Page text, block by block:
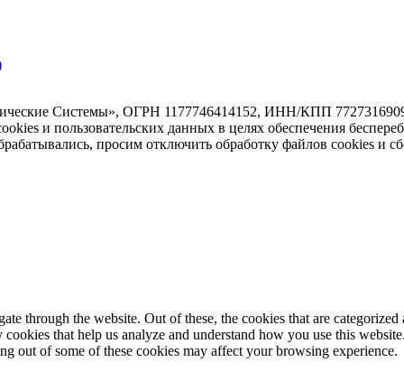
Системы», ОГРН 1177746414152, ИНН/КПП
и пользовательских данных в целях обеспечения
просим отключить обработку файлов cookies и
through the website. Out of these, the cookies that are categorized
that help us analyze and understand how you use this
out of some of these cookies may affect your browsing experience.